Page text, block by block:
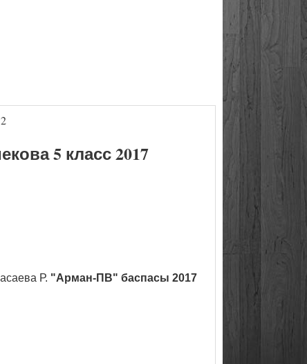
5 класс 2017
Р. "Арман-ПВ" баспасы 2017